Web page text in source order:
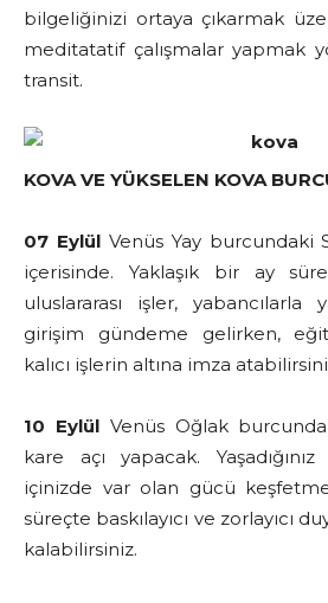
bilgeliğinizi ortaya çıkarmak
meditatatif çalışmalar yapmak
transit.
KOVA VE YÜKSELEN KOVA
07 Eylül Venüs Yay burcundaki
içerisinde. Yaklaşık bir ay
uluslararası işler, yabancılarla
girişim gündeme gelirken,
kalıcı işlerin altına imza
10 Eylül Venüs Oğlak
kare açı yapacak.
içinizde var olan gücü
süreçte baskılayıcı ve zorlayıcı
kalabilirsiniz.